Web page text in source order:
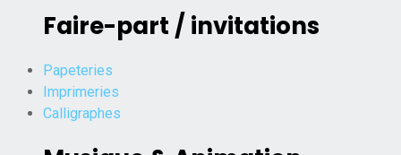
Faire-part / invitations
Papeteries
Imprimeries
Calligraphes